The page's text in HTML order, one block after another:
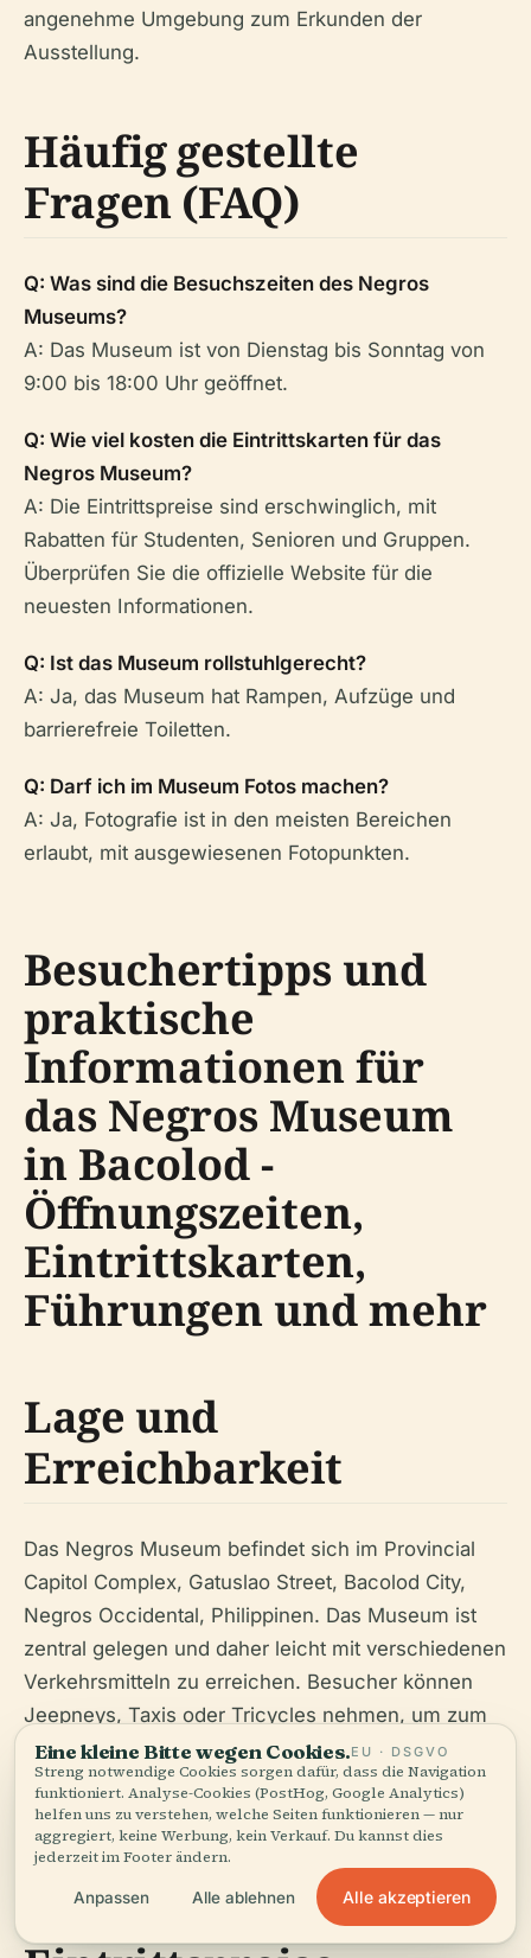
angenehme Umgebung zum Erkunden der
Ausstellung.
Häufig gestellte
Fragen (FAQ)
Q: Was sind die Besuchszeiten des Negros
Museums?
A: Das Museum ist von Dienstag bis Sonntag von
9:00 bis 18:00 Uhr geöffnet.
Q: Wie viel kosten die Eintrittskarten für das
Negros Museum?
A: Die Eintrittspreise sind erschwinglich, mit
Rabatten für Studenten, Senioren und Gruppen.
Überprüfen Sie die offizielle Website für die
neuesten Informationen.
Q: Ist das Museum rollstuhlgerecht?
A: Ja, das Museum hat Rampen, Aufzüge und
barrierefreie Toiletten.
Q: Darf ich im Museum Fotos machen?
A: Ja, Fotografie ist in den meisten Bereichen
erlaubt, mit ausgewiesenen Fotopunkten.
Besuchertipps und
praktische
Informationen für
das Negros Museum
in Bacolod -
Öffnungszeiten,
Eintrittskarten,
Führungen und mehr
Lage und
Erreichbarkeit
Das Negros Museum befindet sich im Provincial
Capitol Complex, Gatuslao Street, Bacolod City,
Negros Occidental, Philippinen. Das Museum ist
zentral gelegen und daher leicht mit verschiedenen
Verkehrsmitteln zu erreichen. Besucher können
Jeepneys, Taxis oder Tricycles nehmen, um zum
Museum zu gelangen. Für diejenigen, die mit dem
Auto fahren, gibt es ausreichend Parkplätze im
Capitol Complex.
Öffnungszeiten und
Eine kleine Bitte wegen Cookies.EU · DSGVO
Streng notwendige Cookies sorgen dafür, dass die Navigation
funktioniert. Analyse-Cookies (PostHog, Google Analytics)
helfen uns zu verstehen, welche Seiten funktionieren — nur
aggregiert, keine Werbung, kein Verkauf. Du kannst dies
jederzeit im Footer ändern.
Anpassen Alle ablehnen Alle akzeptieren